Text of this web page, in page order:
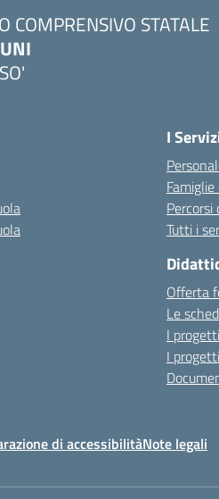
COMPRENSIVO STATALE
I
Percorsi
Tutti i
Offerta
Le
I
I
di accessibilitàNote legali